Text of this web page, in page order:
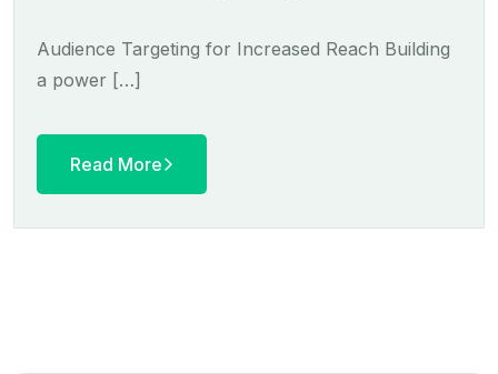
Audience Targeting for Increased Reach Building
a power […]
Read More